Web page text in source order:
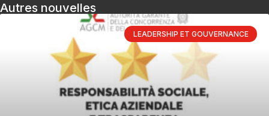
Autres nouvelles
LEADERSHIP ET GOUVERNANCE